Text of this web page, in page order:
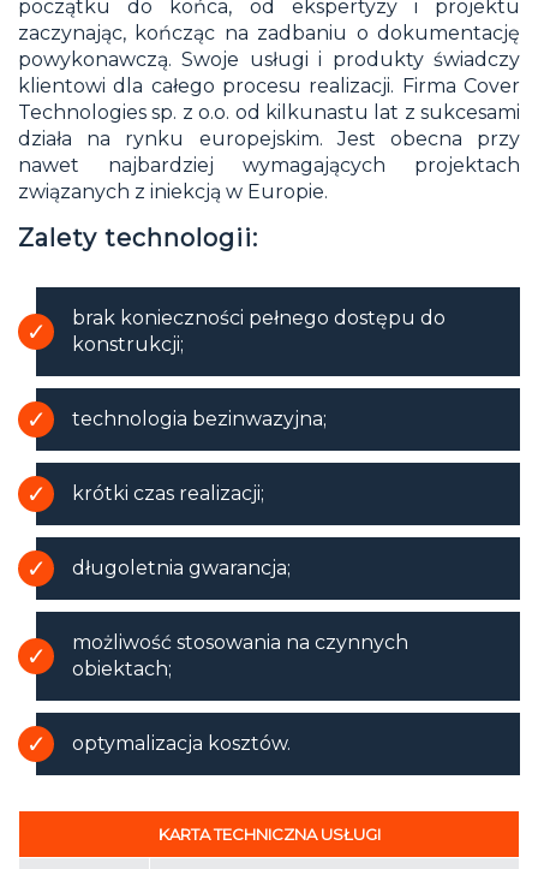
początku do końca, od ekspertyzy i projektu
zaczynając, kończąc na zadbaniu o dokumentację
powykonawczą. Swoje usługi i produkty świadczy
klientowi dla całego procesu realizacji. Firma Cover
Technologies sp. z o.o. od kilkunastu lat z sukcesami
działa na rynku europejskim. Jest obecna przy
nawet najbardziej wymagających projektach
związanych z iniekcją w Europie.
Zalety technologii:
brak konieczności pełnego dostępu do
konstrukcji;
technologia bezinwazyjna;
krótki czas realizacji;
długoletnia gwarancja;
możliwość stosowania na czynnych
obiektach;
optymalizacja kosztów.
KARTA TECHNICZNA USŁUGI